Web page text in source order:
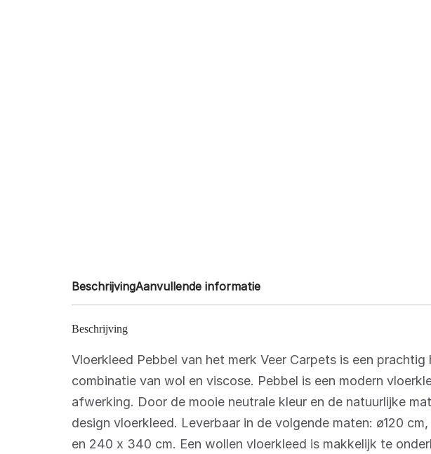
BeschrijvingAanvullende informatie
Beschrijving
Vloerkleed Pebbel van het merk Veer Carpets is een
combinatie van wol en viscose. Pebbel is een modern
afwerking. Door de mooie neutrale kleur en de natuurlijke
design vloerkleed. Leverbaar in de volgende maten: ø120
en 240 x 340 cm. Een wollen vloerkleed is makkelijk te